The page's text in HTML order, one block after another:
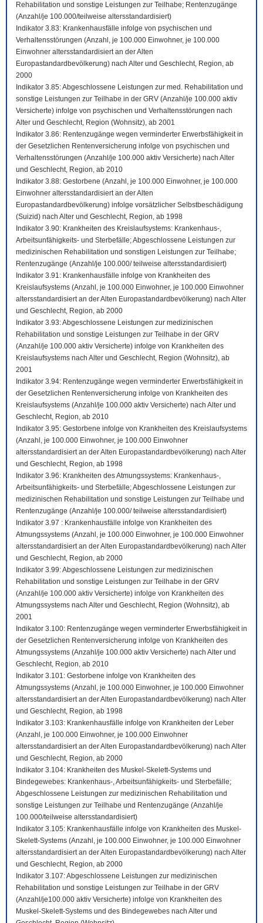
Rehabilitation und sonstige Leistungen zur Teilhabe; Rentenzugänge
(Anzahl/je 100.000/teilweise altersstandardisiert)
Indikator 3.83: Krankenhausfälle infolge von psychischen und
Verhaltensstörungen (Anzahl, je 100.000 Einwohner, je 100.000
Einwohner altersstandardisiert an der Alten
Europastandardbevölkerung) nach Alter und Geschlecht, Region, ab
2000
Indikator 3.85: Abgeschlossene Leistungen zur med. Rehabilitation und
sonstige Leistungen zur Teilhabe in der GRV (Anzahl/je 100.000 aktiv
Versicherte) infolge von psychischen und Verhaltensstörungen nach
Alter und Geschlecht, Region (Wohnsitz), ab 2001
Indikator 3.86: Rentenzugänge wegen verminderter Erwerbsfähigkeit in
der Gesetzlichen Rentenversicherung infolge von psychischen und
Verhaltensstörungen (Anzahl/je 100.000 aktiv Versicherte) nach Alter
und Geschlecht, Region, ab 2010
Indikator 3.88: Gestorbene (Anzahl, je 100.000 Einwohner, je 100.000
Einwohner altersstandardisiert an der Alten
Europastandardbevölkerung) infolge vorsätzlicher Selbstbeschädigung
(Suizid) nach Alter und Geschlecht, Region, ab 1998
Indikator 3.90: Krankheiten des Kreislaufsystems: Krankenhaus-,
Arbeitsunfähigkeits- und Sterbefälle; Abgeschlossene Leistungen zur
medizinischen Rehabilitation und sonstigen Leistungen zur Teilhabe;
Rentenzugänge (Anzahl/je 100.000/ teilweise altersstandardisiert)
Indikator 3.91: Krankenhausfälle infolge von Krankheiten des
Kreislaufsystems (Anzahl, je 100.000 Einwohner, je 100.000 Einwohner
altersstandardisiert an der Alten Europastandardbevölkerung) nach Alter
und Geschlecht, Region, ab 2000
Indikator 3.93: Abgeschlossene Leistungen zur medizinischen
Rehabilitation und sonstige Leistungen zur Teilhabe in der GRV
(Anzahl/je 100.000 aktiv Versicherte) infolge von Krankheiten des
Kreislaufsystems nach Alter und Geschlecht, Region (Wohnsitz), ab
2001
Indikator 3.94: Rentenzugänge wegen verminderter Erwerbsfähigkeit in
der Gesetzlichen Rentenversicherung infolge von Krankheiten des
Kreislaufsystems (Anzahl/je 100.000 aktiv Versicherte) nach Alter und
Geschlecht, Region, ab 2010
Indikator 3.95: Gestorbene infolge von Krankheiten des Kreislaufsystems
(Anzahl, je 100.000 Einwohner, je 100.000 Einwohner
altersstandardisiert an der Alten Europastandardbevölkerung) nach Alter
und Geschlecht, Region, ab 1998
Indikator 3.96: Krankheiten des Atmungssystems: Krankenhaus-,
Arbeitsunfähigkeits- und Sterbefälle; Abgeschlossene Leistungen zur
medizinischen Rehabilitation und sonstige Leistungen zur Teilhabe und
Rentenzugänge (Anzahl/je 100.000/ teilweise altersstandardisiert)
Indikator 3.97 : Krankenhausfälle infolge von Krankheiten des
Atmungssystems (Anzahl, je 100.000 Einwohner, je 100.000 Einwohner
altersstandardisiert an der Alten Europastandardbevölkerung) nach Alter
und Geschlecht, Region, ab 2000
Indikator 3.99: Abgeschlossene Leistungen zur medizinischen
Rehabilitation und sonstige Leistungen zur Teilhabe in der GRV
(Anzahl/je 100.000 aktiv Versicherte) infolge von Krankheiten des
Atmungssystems nach Alter und Geschlecht, Region (Wohnsitz), ab
2001
Indikator 3.100: Rentenzugänge wegen verminderter Erwerbsfähigkeit in
der Gesetzlichen Rentenversicherung infolge von Krankheiten des
Atmungssystems (Anzahl/je 100.000 aktiv Versicherte) nach Alter und
Geschlecht, Region, ab 2010
Indikator 3.101: Gestorbene infolge von Krankheiten des
Atmungssystems (Anzahl, je 100.000 Einwohner, je 100.000 Einwohner
altersstandardisiert an der Alten Europastandardbevölkerung) nach Alter
und Geschlecht, Region, ab 1998
Indikator 3.103: Krankenhausfälle infolge von Krankheiten der Leber
(Anzahl, je 100.000 Einwohner, je 100.000 Einwohner
altersstandardisiert an der Alten Europastandardbevölkerung) nach Alter
und Geschlecht, Region, ab 2000
Indikator 3.104: Krankheiten des Muskel-Skelett-Systems und
Bindegewebes: Krankenhaus-, Arbeitsunfähigkeits- und Sterbefälle;
Abgeschlossene Leistungen zur medizinischen Rehabilitation und
sonstige Leistungen zur Teilhabe und Rentenzugänge (Anzahl/je
100.000/teilweise altersstandardisiert)
Indikator 3.105: Krankenhausfälle infolge von Krankheiten des Muskel-
Skelett-Systems (Anzahl, je 100.000 Einwohner, je 100.000 Einwohner
altersstandardisiert an der Alten Europastandardbevölkerung) nach Alter
und Geschlecht, Region, ab 2000
Indikator 3.107: Abgeschlossene Leistungen zur medizinischen
Rehabilitation und sonstige Leistungen zur Teilhabe in der GRV
(Anzahl/je100.000 aktiv Versicherte) infolge von Krankheiten des
Muskel-Skelett-Systems und des Bindegewebes nach Alter und